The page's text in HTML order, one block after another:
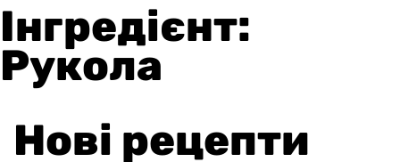
Інгредієнт:
Рукола
Нові рецепти